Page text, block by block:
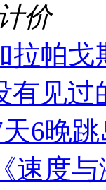
价
拉帕
有见
6晚
速度